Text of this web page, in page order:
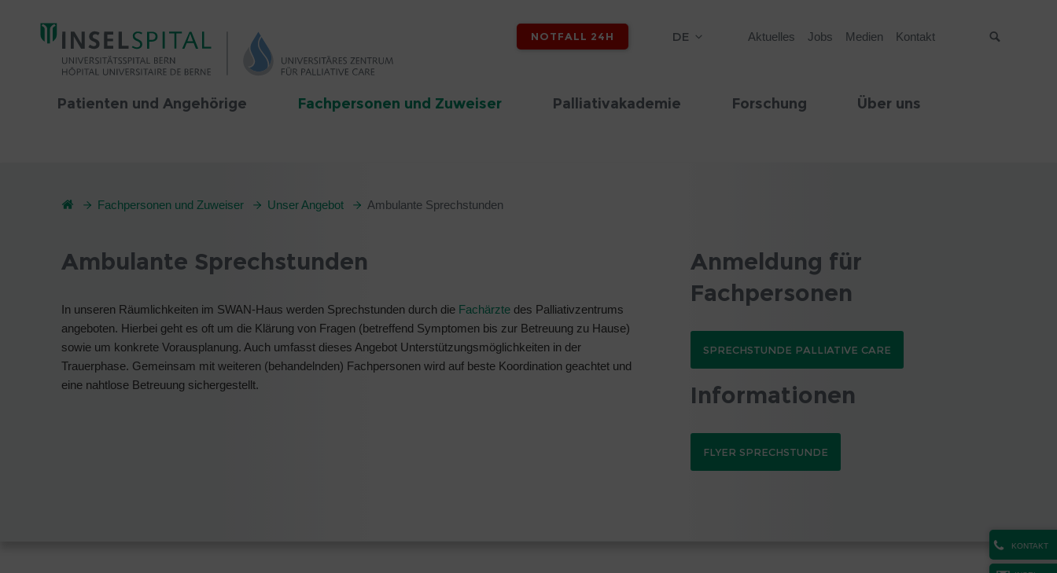
NOTFALL 24H DE Aktuelles Jobs Medien Kontakt
Patienten und Angehörige Fachpersonen und Zuweiser Palliativakademie Forschung Über uns
KONTAKT
Fachpersonen und Zuweiser Unser Angebot Ambulante Sprechstunden
Ambulante Sprechstunden
In unseren Räumlichkeiten im SWAN-Haus werden Sprechstunden durch die Fachärzte des Palliativzentrums
angeboten. Hierbei geht es oft um die Klärung von Fragen (betreffend Symptomen bis zur Betreuung zu Hause)
sowie um konkrete Vorausplanung. Auch umfasst dieses Angebot Unterstützungsmöglichkeiten in der
Trauerphase. Gemeinsam mit weiteren (behandelnden) Fachpersonen wird auf beste Koordination geachtet und
eine nahtlose Betreuung sichergestellt.
Anmeldung für
Fachpersonen
SPRECHSTUNDE PALLIATIVE CARE
Informationen
FLYER SPRECHSTUNDE